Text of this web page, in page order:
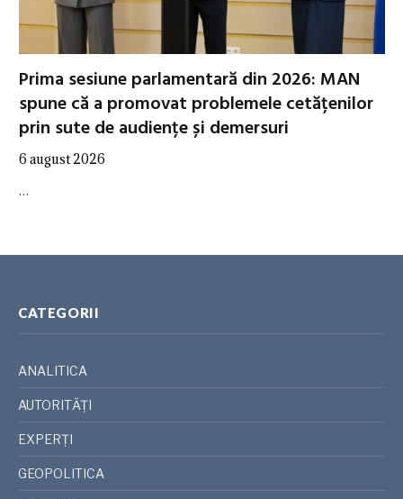
Prima sesiune parlamentară din 2026: MAN
spune că a promovat problemele cetățenilor
prin sute de audiențe și demersuri
6 august 2026
…
CATEGORII
ANALITICA
AUTORITĂȚI
EXPERȚI
GEOPOLITICA